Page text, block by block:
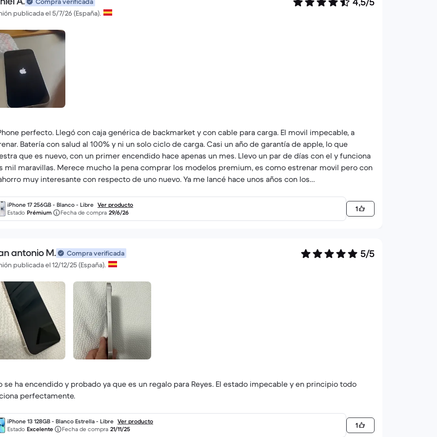
publicada el 5/7/26 (España).
perfecto. Llegó con caja genérica de backmarket y con cable para carga. El movil impecable, a
Batería con salud al 100% y ni un solo ciclo de carga. Casi un año de garantía de apple, lo que
que es nuevo, con un primer encendido hace apenas un mes. Llevo un par de días con el y funciona
mil maravillas. Merece mucho la pena comprar los modelos premium, es como estrenar movil pero con
muy interesante con respecto de uno nuevo. Ya me lancé hace unos años con los
fenomenal. Por poner un pero a la empresa de mensajería, en mi caso DHL, que se demoró un par de
en la entrega y tuve que recogerlo en la delegación.
iPhone 17 256GB - Blanco - Libre Ver producto
Estado Prémium Fecha de compra 29/6/26 1
antonio M.
Compra verificada
publicada el 12/12/25 (España).
5/5
se ha encendido y probado ya que es un regalo para Reyes. El estado impecable y en principio todo
perfectamente.
iPhone 13 128GB - Blanco Estrella - Libre Ver producto
Estado Excelente Fecha de compra 21/11/25 1